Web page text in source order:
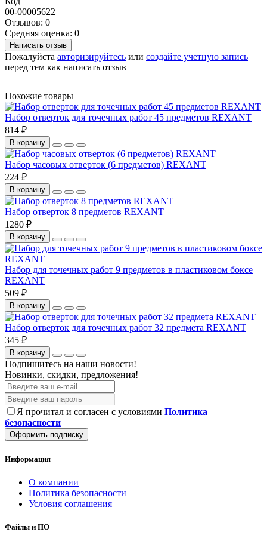
00-00005622
Отзывов: 0
Средняя оценка: 0
Написать отзыв
Пожалуйста авторизируйтесь или создайте учетную запись
перед тем как написать отзыв
Похожие товары
Набор отверток для точечных работ 45 предметов REXANT
814 ₽
В корзину
Набор часовых отверток (6 предметов) REXANT
224 ₽
В корзину
Набор отверток 8 предметов REXANT
1280 ₽
В корзину
Набор для точечных работ 9 предметов в пластиковом боксе
REXANT
509 ₽
В корзину
Набор отверток для точечных работ 32 предмета REXANT
345 ₽
В корзину
Подпишитесь на наши новости!
Новинки, скидки, предложения!
Я прочитал и согласен с условиями Политика
безопасности
Оформить подписку
Информация
О компании
Политика безопасности
Условия соглашения
Файлы и ПО